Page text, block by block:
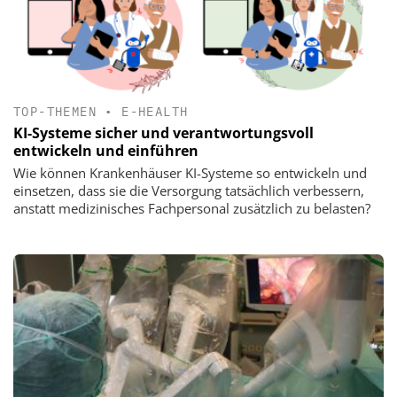
TOP-THEMEN • E-HEALTH
KI-Systeme sicher und verantwortungsvoll
entwickeln und einführen
Wie können Krankenhäuser KI-Systeme so entwickeln und
einsetzen, dass sie die Versorgung tatsächlich verbessern,
anstatt medizinisches Fachpersonal zusätzlich zu belasten?